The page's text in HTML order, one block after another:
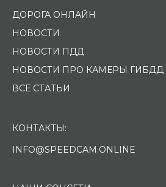
ДОРОГА ОНЛАЙН
НОВОСТИ
НОВОСТИ ПДД
НОВОСТИ ПРО КАМЕРЫ ГИБДД
ВСЕ СТАТЬИ
КОНТАКТЫ:
INFO@SPEEDCAM.ONLINE